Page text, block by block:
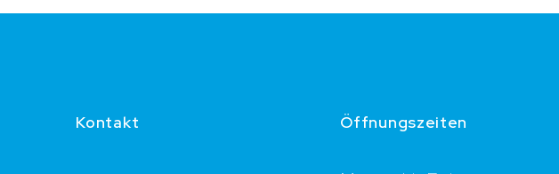
Kontakt Öffnungszeiten